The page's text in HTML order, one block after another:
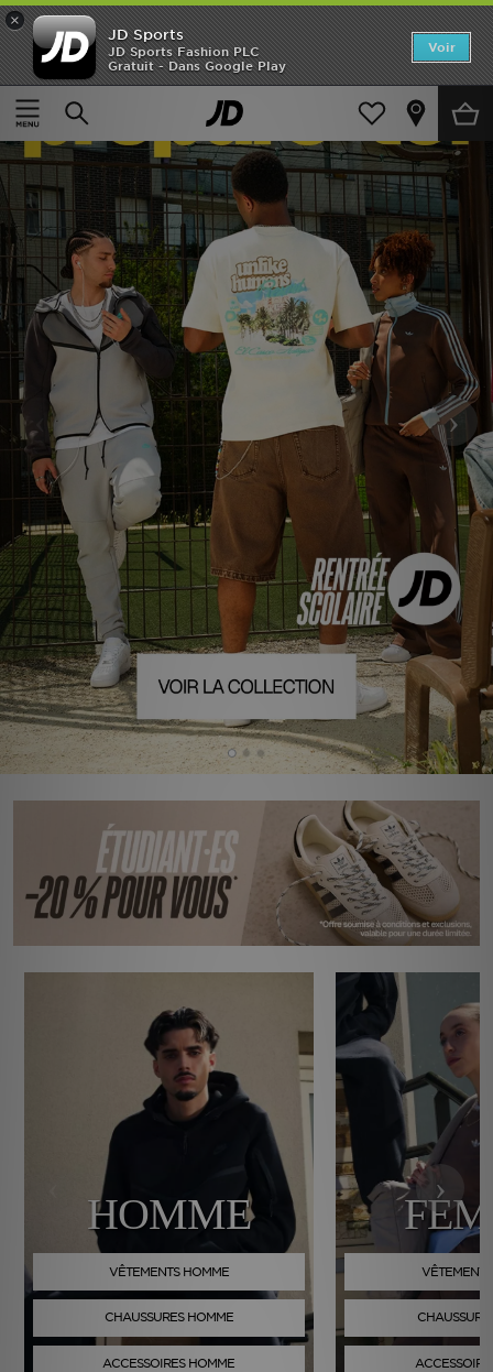
×
JD Sports
JD Sports Fashion PLC
Gratuit - Dans Google Play
Voir
‹ ›
HOMME
VÊTEMENTS HOMME
CHAUSSURES HOMME
ACCESSOIRES HOMME
›
Accueil
Nouveautés
Homme
Femme
Enfant
Collections
Marques
Football
Sports
PROMOS
Mon JD
Suivre Ma Commande
Service client
Nos Magasins
Télécharge l'Appli